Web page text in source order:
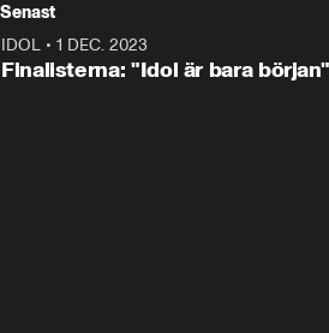
Senast
IDOL • 1 DEC. 2023
Finalisterna: "Idol är bara början"